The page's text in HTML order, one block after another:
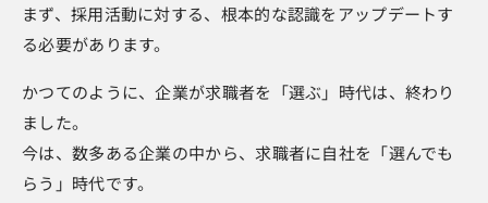
まず、採用活動に対する、根本的な認識をアップデートす
る必要があります。
かつてのように、企業が求職者を「選ぶ」時代は、終わり
ました。
今は、数多ある企業の中から、求職者に自社を「選んでも
らう」時代です。